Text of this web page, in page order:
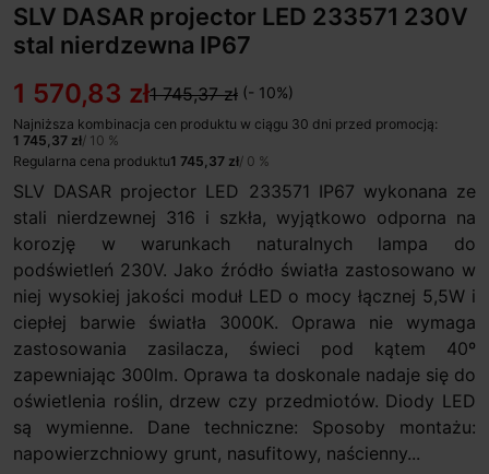
SLV DASAR projector LED 233571 230V
stal nierdzewna IP67
1 570,83 zł1 745,37 zł (- 10%)
Najniższa kombinacja cen produktu w ciągu 30 dni przed promocją:
1 745,37 zł/ 10 %
Regularna cena produktu1 745,37 zł/ 0 %
SLV DASAR projector LED 233571 IP67 wykonana ze
stali nierdzewnej 316 i szkła, wyjątkowo odporna na
korozję w warunkach naturalnych lampa do
podświetleń 230V. Jako źródło światła zastosowano w
niej wysokiej jakości moduł LED o mocy łącznej 5,5W i
ciepłej barwie światła 3000K. Oprawa nie wymaga
zastosowania zasilacza, świeci pod kątem 40º
zapewniając 300lm. Oprawa ta doskonale nadaje się do
oświetlenia roślin, drzew czy przedmiotów. Diody LED
są wymienne. Dane techniczne: Sposoby montażu:
napowierzchniowy grunt, nasufitowy, naścienny...